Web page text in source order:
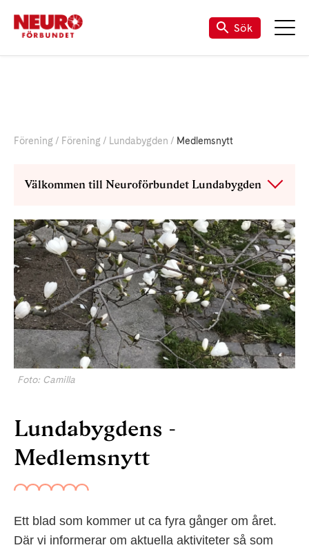
Sök
Förening Förening Lundabygden Medlemsnytt
Välkommen till Neuroförbundet Lundabygden
Foto: Camilla
Lundabygdens -
Medlemsnytt
Ett blad som kommer ut ca fyra gånger om året.
Där vi informerar om aktuella aktiviteter så som